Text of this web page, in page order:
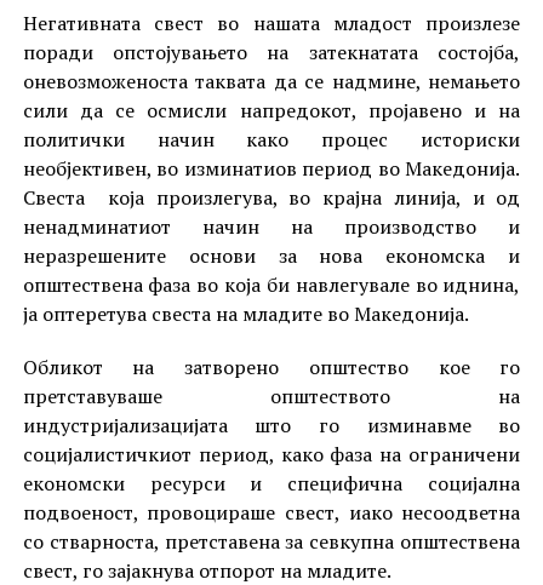
Негативната свест во нашата младост произлезе
поради опстојувањето на затекнатата состојба,
оневозможеноста таквата да се надмине, немањето
сили да се осмисли напредокот, пројавено и на
политички начин како процес историски
необјективен, во изминатиов период во Македонија.
Свеста која произлегува, во крајна линија, и од
ненадминатиот начин на производство и
неразрешените основи за нова економска и
општествена фаза во која би навлегувале во иднина,
ја оптеретува свеста на младите во Македонија.
Обликот на затворено општество кое го
претставуваше општеството на
индустријализацијата што го изминавме во
социјалистичкиот период, како фаза на ограничени
економски ресурси и специфична социјална
подвоеност, провоцираше свест, иако несоодветна
со стварноста, претставена за севкупна општествена
свест, го зајакнува отпорот на младите.